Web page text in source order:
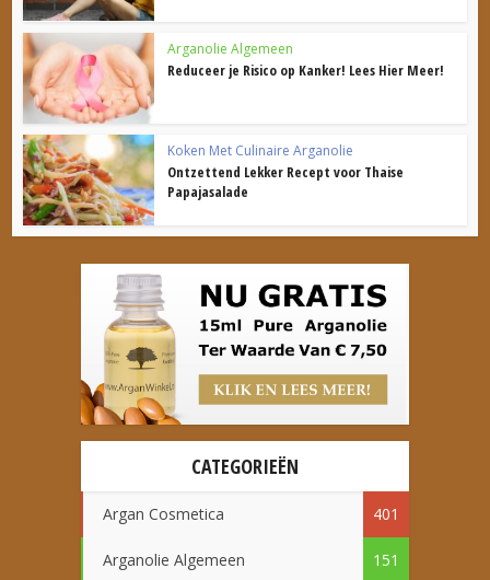
Arganolie Algemeen
Reduceer je Risico op Kanker! Lees Hier Meer!
Koken Met Culinaire Arganolie
Ontzettend Lekker Recept voor Thaise
Papajasalade
CATEGORIEËN
Argan Cosmetica 401
Arganolie Algemeen 151